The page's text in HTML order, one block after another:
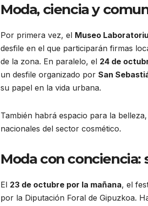
Moda, ciencia y
Por primera vez, el Museo
desfile en el que participarán firmas
de la zona. En paralelo, el 24 de
un desfile organizado por San
su papel en la vida urbana.
También habrá espacio para la
nacionales del sector cosmético.
Moda con
El 23 de octubre por la mañana, el
por la Diputación Foral de Gipuzkoa.